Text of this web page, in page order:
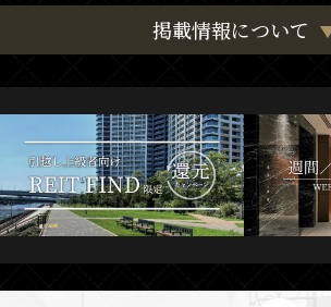
掲載情報について